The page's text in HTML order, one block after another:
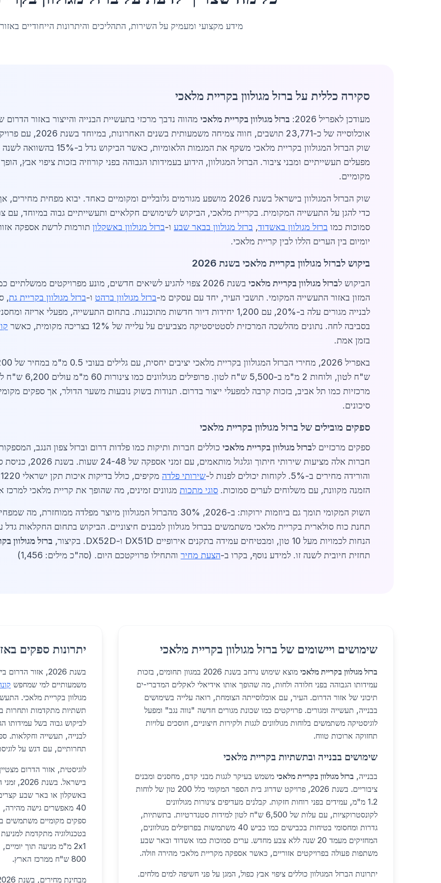
מידע מקצועי ומעמיק על השירות, התהליכים והיתרונות הייחודיים
סקירה כללית על ברזל מגולוון בקריית מלאכי
מעודכן לאפריל 2026: ברזל מגולוון בקריית מלאכי מהווה נדבך מרכזי בתעשיית הבנייה והייצור באזור
אוכלוסייה של כ-23,771
שוק הברזל המגולוון בקריית מלאכי
מפעלים תעשייתיים ומבני ציבור. הברזל המגולוון, הידוע בעמידותו הגבוהה בפני קורוזיה בזכות ציפוי אבץ,
מקומיים.
סמוכות כמו ברזל מגולוון באשדוד, ברזל מגולוון בבאר שבע ו-ברזל מגולוון באשקלון תורמות לרשת אספקה
יומיום בין הערים הללו לבין קריית מלאכי.
ביקוש לברזל מגולוון בקריית מלאכי בשנת 2026
הביקוש לברזל מגולוון בקריית מלאכי
המזון באזור התעשייה המקומי. תושבי העיר, יחד עם עסקים מ-ברזל מגולוון ברהט ו-ברזל מגולוון בקריית גת,
לבנייה מגורים עלה ב-20%, עם 1,200 יחידות דיור חדשות מתוכננות. בתחום התעשייה,
בסביבה לחה. נתונים מהלשכה המרכזית לסטטיסטיקה מצביעים על עלייה של 12% בצריכה מקומית, כאשר
בזמן אמת.
מרכזיות כמו תל אביב, בזכות קרבה למפעלי ייצור בדרום. תנודות בשוק נובעות משער הדולר, אך ספקים
סיכונים.
ספקים מובילים של ברזל מגולוון בקריית מלאכי
ספקים מרכזיים לברזל מגולוון בקריית מלאכי כוללים חברות ותיקות כמו פלדות דרום וברזל צפון הנגב,
חברות אלה מציעות
והורידה מחירים ב-5%. לקוחות יכולים לפנות ל-
שירותי פלדה
הזמנה מקוונת, עם משלוחים לערים סמוכות. סוגי מתכות מגוונים זמינים, מה שהופך את קריית מלאכי למרכז
השוק המקומי תומך גם ביוזמות ירוקות: ב-2026, 30% מהברזל המגולוון
תחנת כוח סולארית בקריית מלאכי משתמשים בברזל מגולוון למבנים חיצוניים. הביקוש בתחום החקלאות
הנחות לכמויות מעל 10 טון, ומבטיחים עמידה בתקנים אירופיים DX51D ו-DX52D. בקיצור,
ברזל מגולוון
תחזית חיובית לשנה זו. למידע נוסף, בקרו ב-הצעת מחיר והתחילו פרויקטכם היום. (סה"כ מילים: 1,456)
שימושים ויישומים של ברזל מגולוון בקריית מלאכי
ברזל מגולוון בקריית מלאכי
מוצא שימוש נרחב בשנת 2026 במגוון תחומים, בזכות
עמידותו הגבוהה בפני חלודה ולחות, מה שהופך אותו אידיאלי לאקלים המדברי-ים
תיכוני של אזור הדרום. העיר, עם אוכלוסייתה הצומחת, רואה עלייה בשימושים
בבנייה, תעשייה ומגורים. פרויקטים כמו שכונת מגורים חדשה "נווה נגב" ומפעל
לוגיסטיקה משתמשים בלוחות מגולוונים לגגות ולקירות חיצוניים, חוסכים עלויות
תחזוקה ארוכות טווח.
שימושים בבנייה ובתשתיות בקריית מלאכי
בבנייה, ברזל מגולוון בקריית מלאכי משמש בעיקר לגגות מבני קדם, מחסנים ומבנים
ציבוריים. בשנת 2026, פרויקט שדרוג בית הספר המקומי כלל 200 טון של לוחות
1.2 מ"מ, עמידים בפני רוחות חזקות. קבלנים מעדיפים צינורות מגולוונים
לקונסטרוקציות, עם עלות של 6,500 ש"ח לטון למידות סטנדרטיות. בתשתיות,
גדרות ומחסומי בטיחות בכבישים כמו כביש 40 משתמשות בפרופילים מגולוונים,
המחזיקים מעמד 20 שנה ללא צבע מחדש. ערים סמוכות כמו אשדוד ובאר שבע
משתפות פעולה בפרויקטים אזוריים, כאשר אספקה מקריית מלאכי מהירה וזולה.
יתרונות הברזל המגולוון כוללים ציפוי אבץ כפול, המגן על פני חשיפה למים מלחים.
יתרונות ספקים
בשנת 2026, אזור
משמעותיים למי שמחפש
מגולוון בקריית מלאכי.
תשתיות מתקדמות ותחרות
לביקוש גבוה בשל עמידותו
לבנייה, תעשייה וחקלאות.
תחרותיים, עם דגש על
לוגיסטית, אזור הדרום
בישראל.
ספקים מקומיים משתמשים
800 ש"ח ממרכז הארץ.